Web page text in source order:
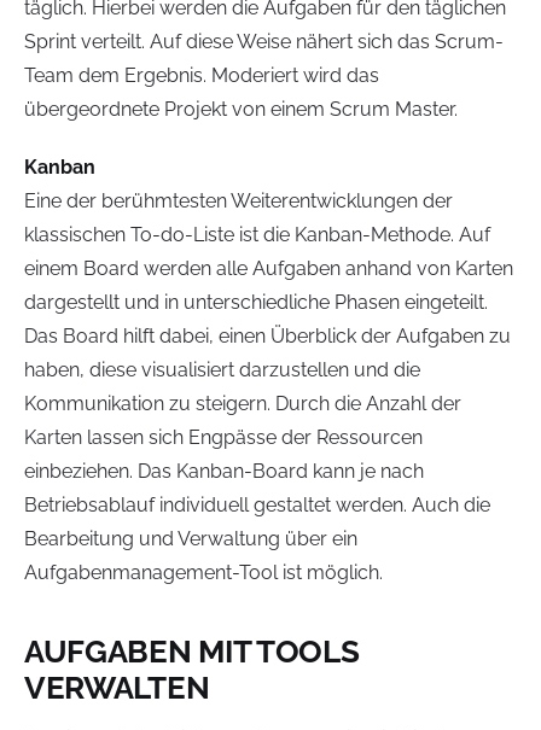
täglich. Hierbei werden die Aufgaben für den täglichen
Sprint verteilt. Auf diese Weise nähert sich das Scrum-
Team dem Ergebnis. Moderiert wird das
übergeordnete Projekt von einem Scrum Master.
Kanban
Eine der berühmtesten Weiterentwicklungen der
klassischen To-do-Liste ist die Kanban-Methode. Auf
einem Board werden alle Aufgaben anhand von Karten
dargestellt und in unterschiedliche Phasen eingeteilt.
Das Board hilft dabei, einen Überblick der Aufgaben zu
haben, diese visualisiert darzustellen und die
Kommunikation zu steigern. Durch die Anzahl der
Karten lassen sich Engpässe der Ressourcen
einbeziehen. Das Kanban-Board kann je nach
Betriebsablauf individuell gestaltet werden. Auch die
Bearbeitung und Verwaltung über ein
Aufgabenmanagement-Tool ist möglich.
AUFGABEN MIT TOOLS
VERWALTEN